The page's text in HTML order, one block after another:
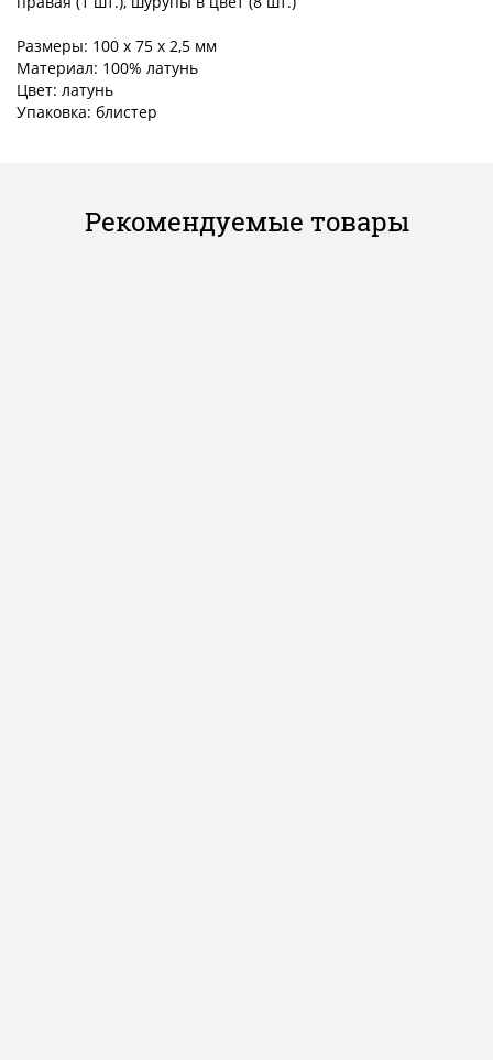
Размеры: 100 х 75 x 2,5 мм
Материал: 100% латунь
Цвет: латунь
Упаковка: блистер
Рекомендуемые товары